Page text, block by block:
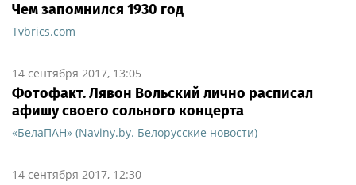
Чем запомнился 1930 год
Tvbrics.com
14 сентября 2017, 13:05
Фотофакт. Лявон Вольский лично расписал
афишу своего сольного концерта
«БелаПАН» (Naviny.by. Белорусские новости)
14 сентября 2017, 12:30